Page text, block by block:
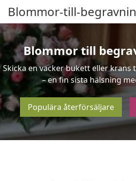
Blommor-till-
Blommor till
Skicka en vacker bukett eller krans
– en fin sista hälsning
Populära återförsäljare